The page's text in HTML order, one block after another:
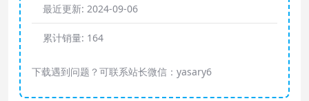
最近更新: 2024-09-06
累计销量: 164
下载遇到问题？可联系站长微信：yasary6